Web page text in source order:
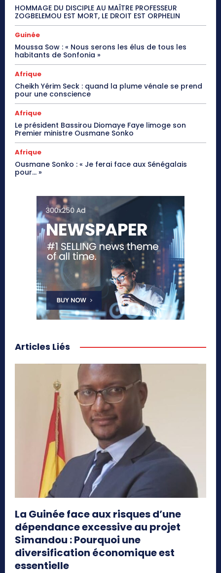
HOMMAGE DU DISCIPLE AU MAÎTRE PROFESSEUR
ZOGBELEMOU EST MORT, LE DROIT EST ORPHELIN
Guinée
Moussa Sow : « Nous serons les élus de tous les
habitants de Sonfonia »
Afrique
Cheikh Yérim Seck : quand la plume vénale se prend
pour une conscience
Afrique
Le président Bassirou Diomaye Faye limoge son
Premier ministre Ousmane Sonko
Afrique
Ousmane Sonko : « Je ferai face aux Sénégalais
pour… »
Articles Liés
La Guinée face aux risques d’une
dépendance excessive au projet
Simandou : Pourquoi une
diversification économique est
essentielle